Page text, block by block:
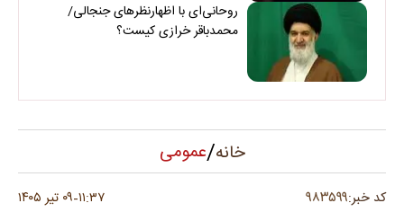
روحانی‌ای با اظهارنظرهای جنجالی/
محمدباقر خرازی کیست؟
خانه/عمومی
کد خبر:۹۸۳۵۹۹ ۱۱:۳۷-۰۹ تیر ۱۴۰۵